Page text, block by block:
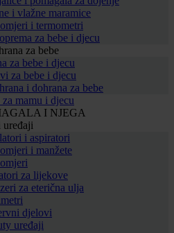
i vlažne maramice
i termometri
za bebe i djecu
za bebe
za bebe i djecu
za bebe i djecu
i dohrana za bebe
mamu i djecu
I NJEGA
uređaji
i aspiratori
i manžete
za lijekove
za eterična ulja
djelovi
uređaji